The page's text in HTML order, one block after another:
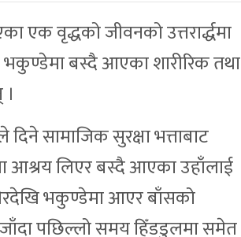
एक वृद्धको जीवनको उत्तरार्द्धमा
बस्दै आएका शारीरिक तथा
सामाजिक सुरक्षा भत्ताबाट
आश्रय लिएर बस्दै आएका उहाँलाई
भकुण्डेमा आएर बाँसको
पछिल्लो समय हिँडडुलमा समेत